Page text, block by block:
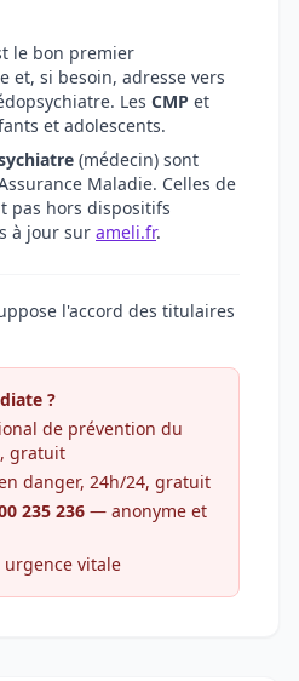
le bon premier
et, si besoin, adresse vers
Les CMP et
et adolescents.
(médecin) sont
Maladie. Celles de
pas hors dispositifs
à jour sur ameli.fr.
l'accord des titulaires
?
de prévention du
gratuit
danger, 24h/24, gratuit
235 236 — anonyme et
vitale